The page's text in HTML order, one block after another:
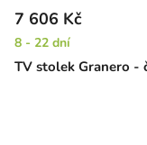
TV stolek Granero -
7 606 Kč
8 - 22 dní